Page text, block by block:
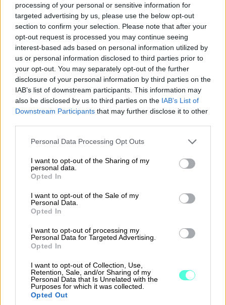
processing of your personal or sensitive information for
targeted advertising by us, please use the below opt-out
section to confirm your selection. Please note that after your
opt-out request is processed you may continue seeing
interest-based ads based on personal information utilized by
us or personal information disclosed to third parties prior to
your opt-out. You may separately opt-out of the further
disclosure of your personal information by third parties on the
IAB’s list of downstream participants. This information may
also be disclosed by us to third parties on the IAB’s List of
Downstream Participants that may further disclose it to other
Please note that this website/app uses one or more Google
not limited to your visit or usage behaviour. You may click to
grant or deny consent to Google and its third-party tags to
use your data for below specified purposes in below Google
consent section.
Personal Data Processing Opt Outs
I want to opt-out of the Sharing of my
personal data.
Opted In
I want to opt-out of the Sale of my
Personal Data.
Opted In
I want to opt-out of processing my
Personal Data for Targeted Advertising.
Opted In
I want to opt-out of Collection, Use,
Retention, Sale, and/or Sharing of my
Personal Data that Is Unrelated with the
Purposes for which it was collected.
Opted Out
Anna Lassila
YRITTÄJÄ, ANNAN EVÄÄT
Uutta! Muistutus ja perintä